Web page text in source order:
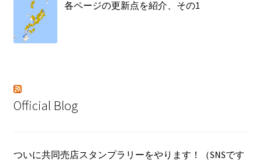
各ページの更新点を紹介、その1
Official Blog
ついに共同売店スタンプラリーをやります！（SNSです